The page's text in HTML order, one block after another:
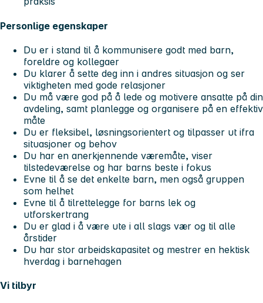
Personlige egenskaper
Du er i stand til å kommunisere godt med barn,
foreldre og kollegaer
Du klarer å sette deg inn i andres situasjon og ser
viktigheten med gode relasjoner
Du må være god på å lede og motivere ansatte på din
avdeling, samt planlegge og organisere på en effektiv
måte
Du er fleksibel, løsningsorientert og tilpasser ut ifra
situasjoner og behov
Du har en anerkjennende væremåte, viser
tilstedeværelse og har barns beste i fokus
Evne til å se det enkelte barn, men også gruppen
som helhet
Evne til å tilrettelegge for barns lek og
utforskertrang
Du er glad i å være ute i all slags vær og til alle
årstider
Du har stor arbeidskapasitet og mestrer en hektisk
hverdag i barnehagen
Vi tilbyr